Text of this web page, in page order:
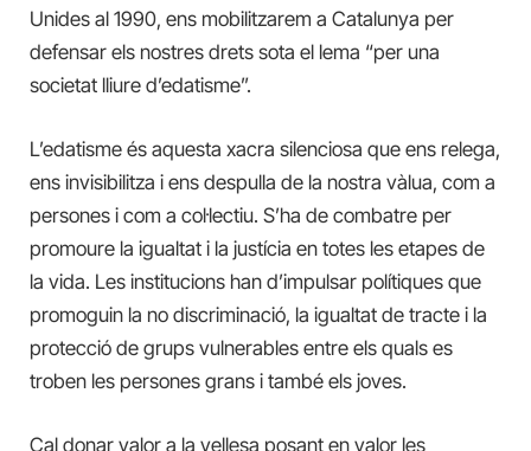
Unides al 1990, ens mobilitzarem a Catalunya per
defensar els nostres drets sota el lema “per una
societat lliure d’edatisme”.
L’edatisme és aquesta xacra silenciosa que ens relega,
ens invisibilitza i ens despulla de la nostra vàlua, com a
persones i com a col·lectiu. S’ha de combatre per
promoure la igualtat i la justícia en totes les etapes de
la vida. Les institucions han d’impulsar polítiques que
promoguin la no discriminació, la igualtat de tracte i la
protecció de grups vulnerables entre els quals es
troben les persones grans i també els joves.
Cal donar valor a la vellesa posant en valor les